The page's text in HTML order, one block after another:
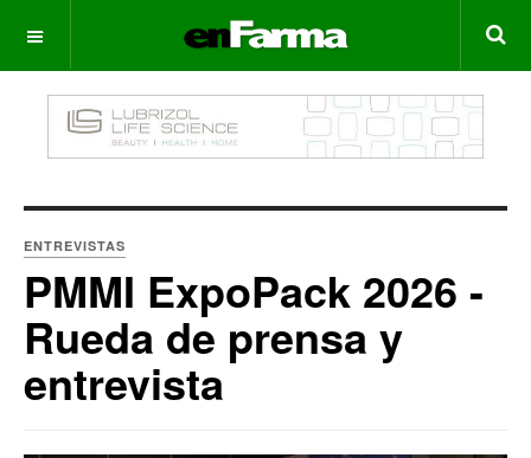
OFF CANVAS
ENTREVISTAS
PMMI ExpoPack 2026 -
Rueda de prensa y
entrevista